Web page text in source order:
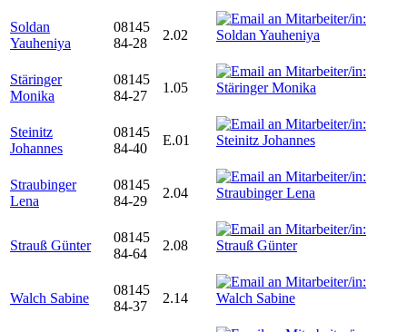
Soldan
Yauheniya
08145
84-28
2.02
Stäringer
Monika
08145
84-27
1.05
Steinitz
Johannes
08145
84-40
E.01
Straubinger
Lena
08145
84-29
2.04
Strauß Günter
08145
84-64
2.08
Walch Sabine
08145
84-37
2.14